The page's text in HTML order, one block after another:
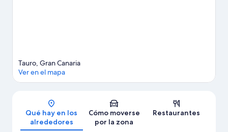
Mapa
Tauro, Gran Canaria
Ver en el mapa
Qué hay en los
alrededores
Cómo moverse
por la zona
Restaurantes